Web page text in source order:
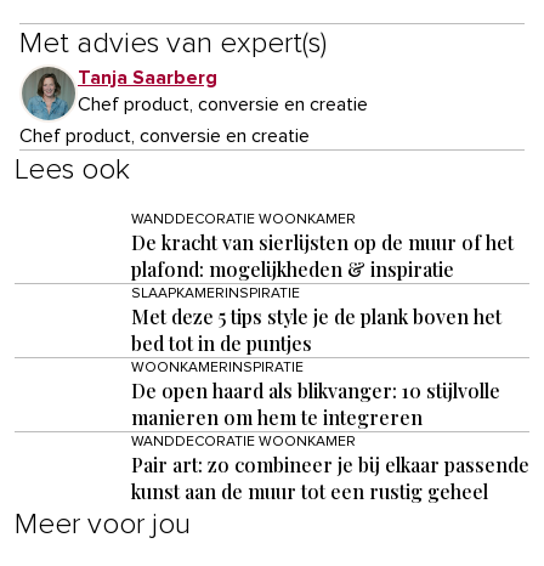
Met advies van expert(s)
Tanja Saarberg
Chef product, conversie en creatie
Chef product, conversie en creatie
Lees ook
WANDDECORATIE WOONKAMER
De kracht van sierlijsten op de muur of het
plafond: mogelijkheden & inspiratie
SLAAPKAMERINSPIRATIE
Met deze 5 tips style je de plank boven het
bed tot in de puntjes
WOONKAMERINSPIRATIE
De open haard als blikvanger: 10 stijlvolle
manieren om hem te integreren
WANDDECORATIE WOONKAMER
Pair art: zo combineer je bij elkaar passende
kunst aan de muur tot een rustig geheel
Meer voor jou